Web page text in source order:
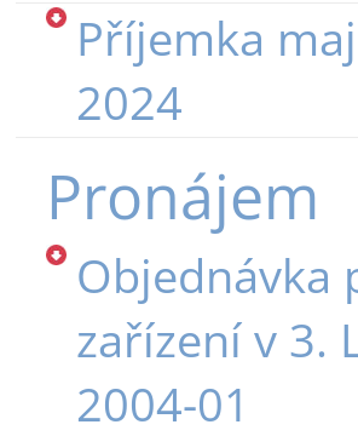
Příjemka
2024
Pronájem
Objednávka
zařízení v 3.
2004-01